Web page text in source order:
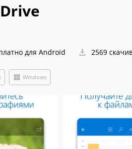
для Android 2569
Windows